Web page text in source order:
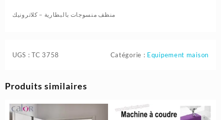
منظف ​​منسوجات بالبطارية – كلاترونيك
UGS :TC 3758 Catégorie : Equipement maison
Produits similaires